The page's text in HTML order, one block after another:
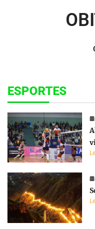
ESPORTES